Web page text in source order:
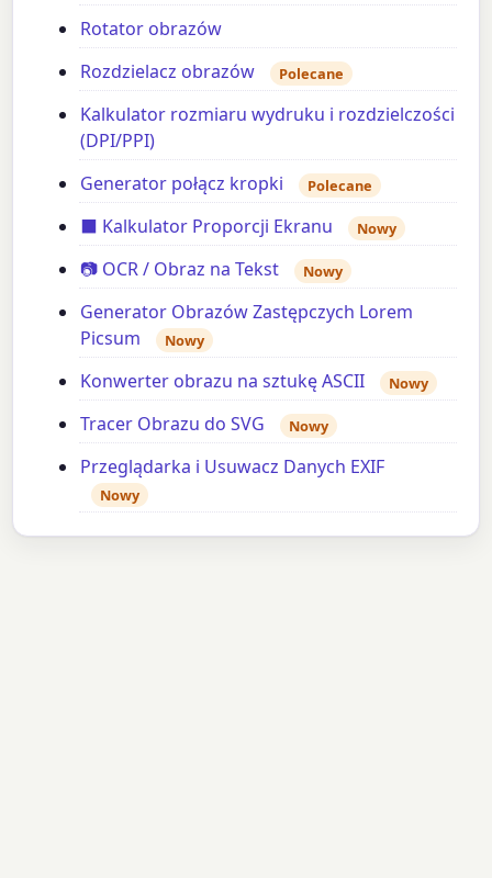
Rotator obrazów
Rozdzielacz obrazów
Polecane
Kalkulator rozmiaru wydruku i rozdzielczości
(DPI/PPI)
Generator połącz kropki
Polecane
⬛ Kalkulator Proporcji Ekranu Nowy
📷 OCR / Obraz na Tekst Nowy
Generator Obrazów Zastępczych Lorem
Picsum
Nowy
Konwerter obrazu na sztukę ASCII Nowy
Tracer Obrazu do SVG Nowy
Przeglądarka i Usuwacz Danych EXIF
Nowy